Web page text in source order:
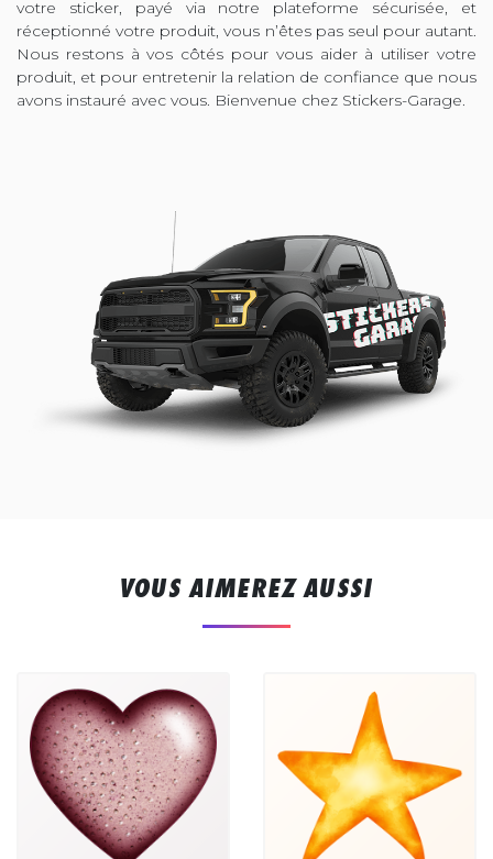
votre sticker, payé via notre plateforme sécurisée, et
réceptionné votre produit, vous n’êtes pas seul pour autant.
Nous restons à vos côtés pour vous aider à utiliser votre
produit, et pour entretenir la relation de confiance que nous
avons instauré avec vous. Bienvenue chez Stickers-Garage.
VOUS AIMEREZ AUSSI